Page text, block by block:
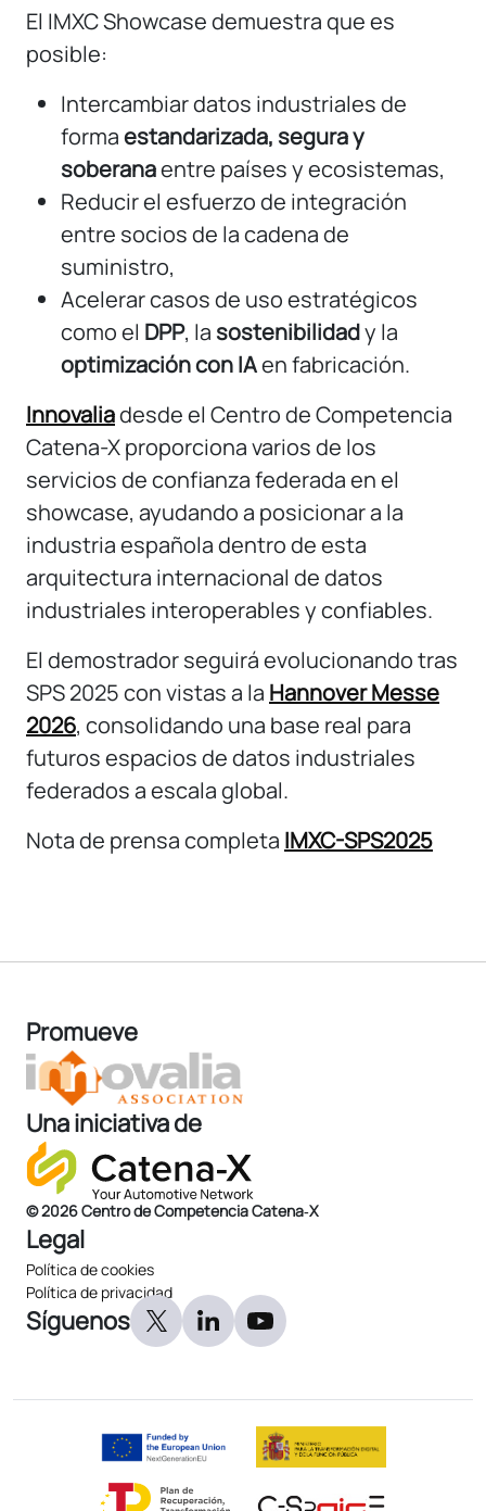
El IMXC Showcase demuestra que es
posible:
Intercambiar datos industriales de
formaestandarizada, segura y
soberanaentre países y ecosistemas,
Reducir el esfuerzo de integración
entre socios de la cadena de
suministro,
Acelerar casos de uso estratégicos
como el DPP, lasostenibilidady la
optimización con IAen fabricación.
Innovaliadesde el Centro de Competencia
Catena-X proporciona varios de los
servicios de confianza federada en el
showcase, ayudando a posicionar a la
industria española dentro de esta
arquitectura internacional de datos
industriales interoperables y confiables.
El demostrador seguirá evolucionando tras
SPS 2025 con vistas a la Hannover Messe
2026, consolidando una base real para
futuros espacios de datos industriales
federados a escala global.
Nota de prensa completa IMXC-SPS2025
Promueve
Una iniciativa de
© 2026 Centro de Competencia Catena‑X
Legal
Política de cookies
Política de privacidad
Síguenos